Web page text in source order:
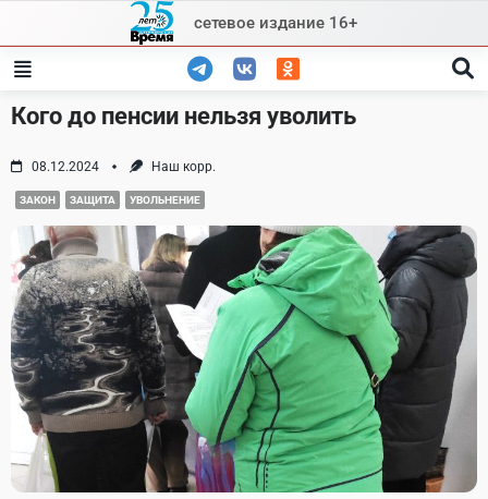
content
сетевое издание 16+
Кого до пенсии нельзя уволить
08.12.2024 Наш корр.
ЗАКОН ЗАЩИТА УВОЛЬНЕНИЕ